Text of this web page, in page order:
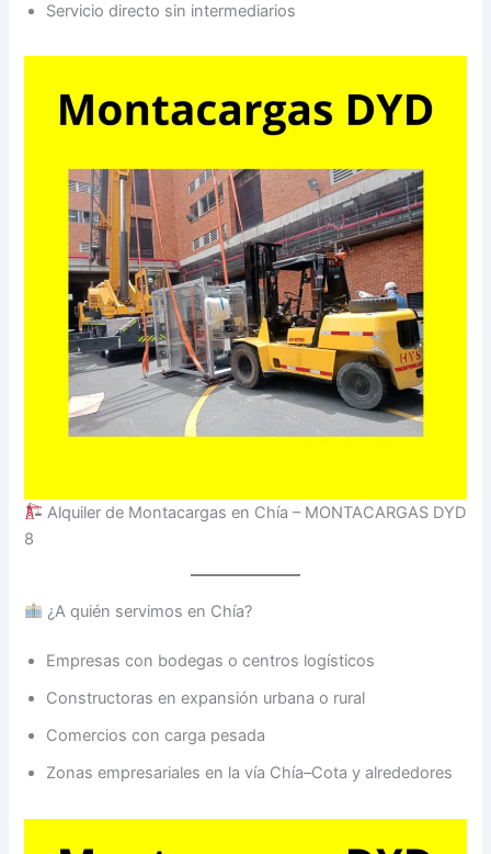
Servicio directo sin intermediarios
Alquiler de Montacargas en Chía – MONTACARGAS DYD
8
¿A quién servimos en Chía?
Empresas con bodegas o centros logísticos
Constructoras en expansión urbana o rural
Comercios con carga pesada
Zonas empresariales en la vía Chía–Cota y alrededores